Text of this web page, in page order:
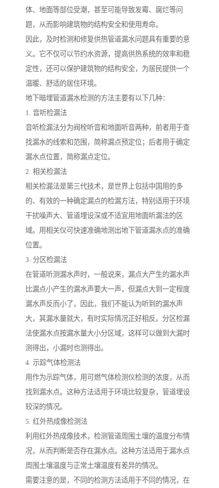
体、地面等部位受潮，甚至可能导致发霉、腐烂等问
题，从而影响建筑物的结构安全和使用寿命。
因此，及时检测和修复供热管道漏水问题具有重要的意
义。它不仅可以节约水资源，提高供热系统的效率和稳
定性，还可以保护建筑物的结构安全，为居民提供一个
温暖、舒适的居住环境。
地下暗埋管道漏水检测的方法主要有以下几种：
1. 音听检漏法
音听检漏法分为阀栓听音和地面听音两种，前者用于查
找漏水的线索和范围，简称漏点预定位；后者用于确定
漏水点位置，简称漏点定位。
2. 相关检漏法
相关检漏法是第三代技术，是世界上包括中国用的多
的、有效的一种确定漏点的检漏方法，特别适用于环境
干扰噪声大、管道埋设深或不适宜用地面听漏法的区
域。用相关仪可快速准确地测出地下管道漏水点的准确
位置。
3. 分区检漏法
在管道听测漏水声时，一般说来，漏点大产生的漏水声
比漏点小产生的漏水声要大一声，但漏点大到一定程度
漏水声反而小了，因此，我们不能认为听到的漏水声
大，其漏水量就大，有时实际情况正好相反。分区检漏
法使漏水点按漏水量大小分区域，这样可以做到大漏时
测得出，小漏时也测得出。
4. 示踪气体检测法
用作为示踪气体，用可燃气体检测仪检测的浓度，从而
找到漏水点。这种方法适用于环境比较复杂，管道埋设
较深的情况。
5. 红外热成像检测法
利用红外热成像技术，检测管道周围土壤的温度分布情
况，从而判断是否存在漏水点。这种方法适用于漏水点
周围土壤温度与正常土壤温度有差异的情况。
需要注意的是，不同的检测方法适用于不同的情况，在